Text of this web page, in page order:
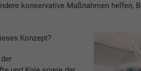
konservative Maßnahmen helfen,
Konzept?